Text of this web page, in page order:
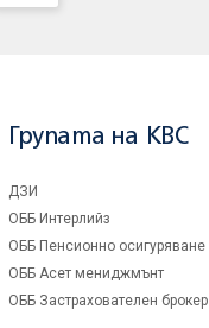
Групата на KBC
ДЗИ
ОББ Интерлийз
ОББ Пенсионно осигуряване
ОББ Асет мениджмънт
ОББ Застрахователен брокер